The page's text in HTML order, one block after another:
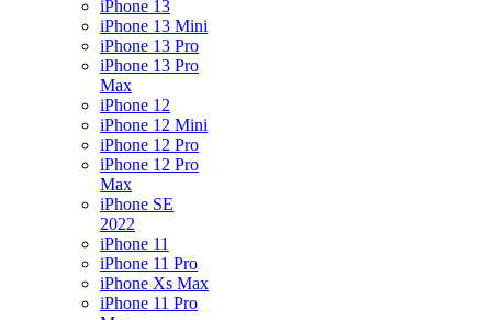
iPhone 13
iPhone 13 Mini
iPhone 13 Pro
iPhone 13 Pro
Max
iPhone 12
iPhone 12 Mini
iPhone 12 Pro
iPhone 12 Pro
Max
iPhone SE
2022
iPhone 11
iPhone 11 Pro
iPhone Xs Max
iPhone 11 Pro